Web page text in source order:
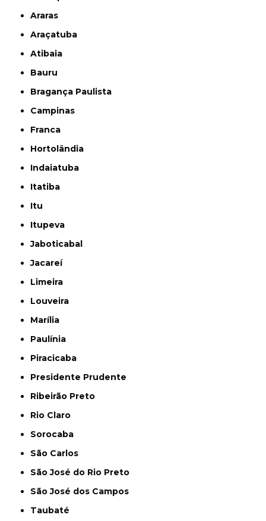
Araras
Araçatuba
Atibaia
Bauru
Bragança Paulista
Campinas
Franca
Hortolândia
Indaiatuba
Itatiba
Itu
Itupeva
Jaboticabal
Jacareí
Limeira
Louveira
Marília
Paulínia
Piracicaba
Presidente Prudente
Ribeirão Preto
Rio Claro
Sorocaba
São Carlos
São José do Rio Preto
São José dos Campos
Taubaté